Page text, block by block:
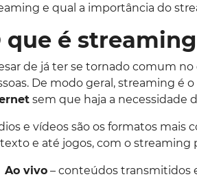
e qual a importância do
que é
de já ter se tornado comum
De modo geral, streaming é
sem que haja a necessidade
e vídeos são os formatos
e até jogos, com o streaming
Ao vivo – conteúdos transmitidos